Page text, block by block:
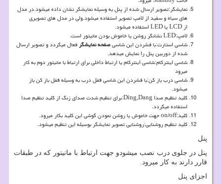
نمایشگر:تصویر ارسال شده از پنل به وسیله نمایشگر نشان داده میشود.در مدل
های سیاه و سفید از لامپ تصویر استفاده میشود.ولی در مدل های تصویری
از LCDیاLEDاستفاده میشود.
لامپLED:نشانگر روشن یا خاموش بودن مانیتور است.
شاسی استارت:با فشردن این شاسیصفحه نمایشگرفعال میگردد و تصویر ارسال
شده از دوربین پنل را نمایش میدهد.
شاسی اینترکام:شاسی اینترکام یا ارتباط داخلی برای ارتباط با مانیتور دوم به کار
میرود
شاسی درب باز کن:با فشردن این شاسی قفل درب به وسیله قفل باز کن باز
میشود.
کلید تنظیم صدا:Ding,Dangبرای تنظیم شدت صدای زنگ از کلید تنظیم صدا
استفاده میگردد.
کلیدon/off:جهت خاموش یا روشن نمودن گوشی این کلید بکار میرود.
کلید تنظیم روشنایی:روشنایی تصویر نمایشگر بوسیله این تنظیم میشود.
پنل
پنل در جلوی درب نصب میشودو جهت ارتباط با مانیتور که در طبقات
قارر دارند به کار میرود.
اجزای پنل